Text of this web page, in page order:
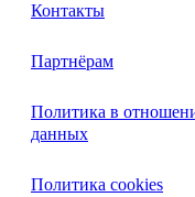
Контакты
Партнёрам
Политика в
данных
Политика cookies